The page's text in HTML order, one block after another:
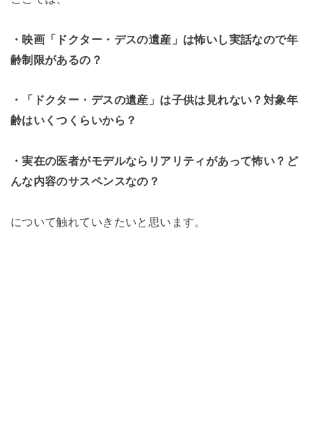
・映画「ドクター・デスの遺産」は怖いし実話なので年
齢制限があるの？
・「ドクター・デスの遺産」は子供は見れない？対象年
齢はいくつくらいから？
・実在の医者がモデルならリアリティがあって怖い？ど
んな内容のサスペンスなの？
について触れていきたいと思います。